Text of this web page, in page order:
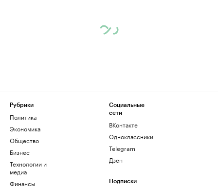
Рубрики
Политика
Экономика
Общество
Бизнес
Технологии и
медиа
Финансы
Социальные
сети
ВКонтакте
Одноклассники
Telegram
Дзен
Подписки